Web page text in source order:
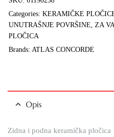
Categories: KERAMIČKE
UNUTRAŠNJE POVRŠINE
ZA
PLOČICA
Brands: ATLAS CONCORDE
Opis
Zidna i podna keramička pločica